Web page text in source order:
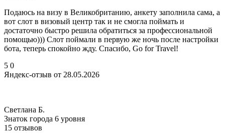
Подаюсь на визу в Великобританию, анкету заполнила сама, а
вот слот в визовый центр так и не смогла поймать и
достаточно быстро решила обратиться за профессиональной
помощью))) Слот поймали в первую же ночь после настройки
бота, теперь спокойно жду. Спасибо, Go for Travel!
5 0
Яндекс-отзыв от 28.05.2026
Светлана Б.
Знаток города 6 уровня
15 отзывов